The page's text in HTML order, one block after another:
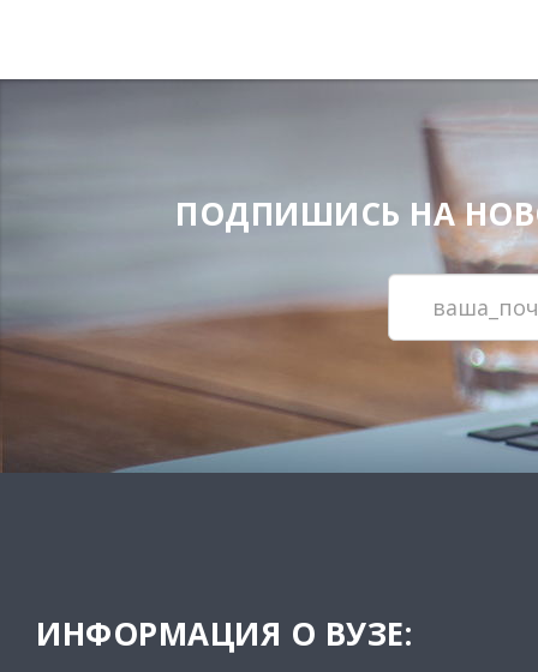
ПОДПИШИСЬ НА
ИНФОРМАЦИЯ О ВУЗЕ: